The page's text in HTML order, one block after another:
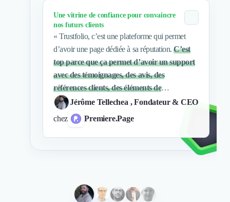
Nettoyage & Ménage
Clubs & Réseaux Professionnels
Espaces de Coworking
Une vitrine de confiance pour convaincre
nos futurs clients
«Trustfolio, c’est une plateforme qui permet
d’avoir une page dédiée à sa réputation.C’est
top parce que ça permet d’avoir un support
avec des témoignages, des avis, des
références clients, des éléments de
réassurance…Des choses qui prouvent qu’on
bosse bien.
Jérôme Tellechea , Fondateur & CEO
chez
Premiere.Page